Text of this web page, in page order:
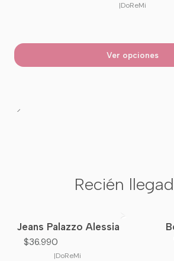
|DoReMi
Ver opciones
Recién
Nuevo
Jeans Palazzo Alessia
$36.990
|DoReMi